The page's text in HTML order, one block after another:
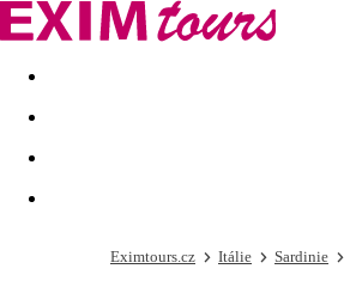
Akční nabídky Last minute
Eximtours.cz Itálie Sardinie